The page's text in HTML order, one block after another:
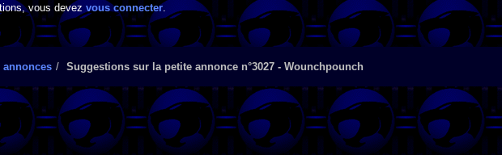
vous devez vous connecter
annonces Suggestions sur la petite annonce n°3027 - Wounchpounch